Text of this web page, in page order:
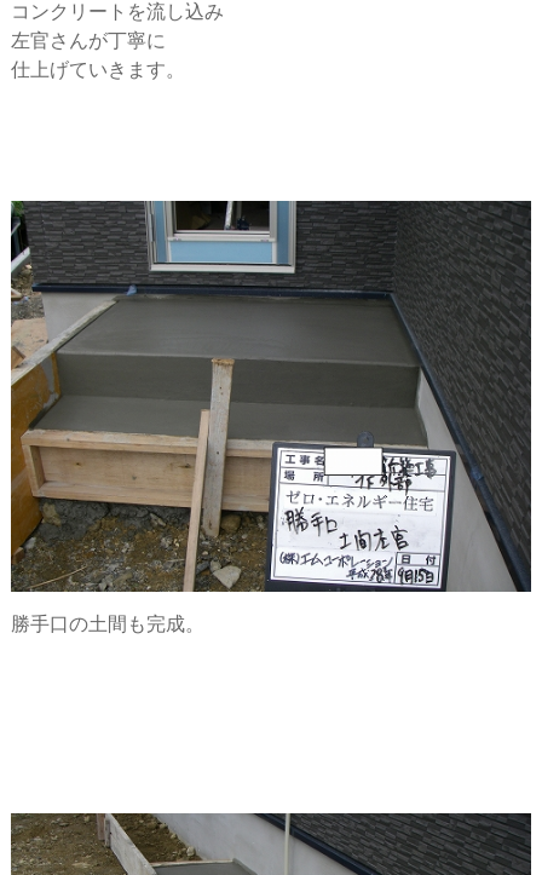
コンクリートを流し込み
左官さんが丁寧に
仕上げていきます。
勝手口の土間も完成。